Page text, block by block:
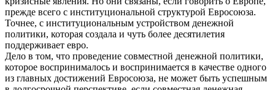
прежде всего с институциональной структурой Евросоюза.
Точнее, с институциональным устройством денежной
политики, которая создала и чуть более десятилетия
поддерживает евро.
Дело в том, что проведение совместной денежной политики,
которое воспринималось и воспринимается в качестве одного
из главных достижений Евросоюза, не может быть успешным